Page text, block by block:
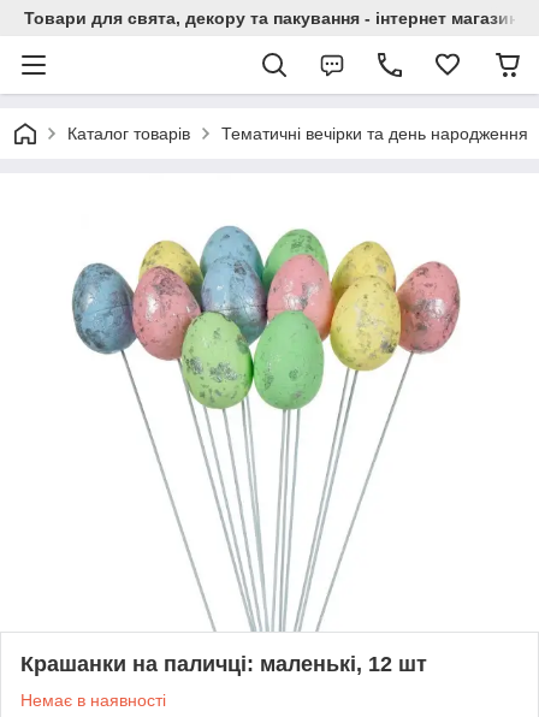
Товари для свята, декору та пакування - інтернет магазин
Каталог товарів Тематичні вечірки та день народження
Крашанки на паличці: маленькі, 12 шт
Немає в наявності